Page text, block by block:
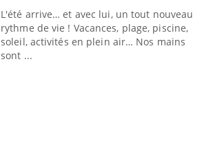
L'été arrive… et avec lui, un tout nouveau
rythme de vie ! Vacances, plage, piscine,
soleil, activités en plein air… Nos mains
sont ...